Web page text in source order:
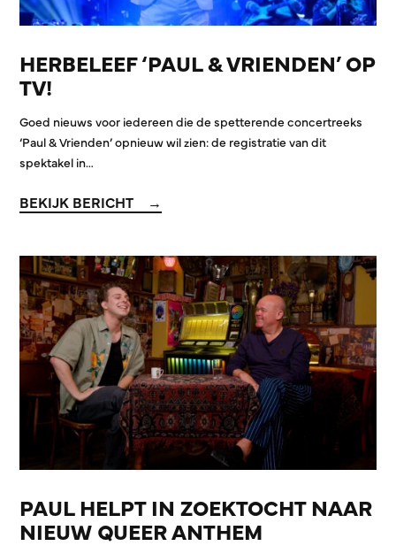
HERBELEEF ‘PAUL & VRIENDEN’ OP
TV!
Goed nieuws voor iedereen die de spetterende concertreeks
‘Paul & Vrienden’ opnieuw wil zien: de registratie van dit
spektakel in…
BEKIJK BERICHT
PAUL HELPT IN ZOEKTOCHT NAAR
NIEUW QUEER ANTHEM